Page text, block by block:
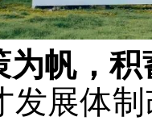
为帆，
发展体